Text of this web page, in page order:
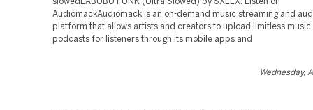
slowedLABUBU FUNK (Ultra Slowed) by SXLLX: Listen on
AudiomackAudiomack is an on-demand music streaming and
platform that allows artists and creators to upload limitless music
podcasts for listeners through its mobile apps and
Wednesday,